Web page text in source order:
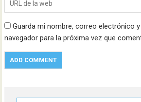
Guarda mi nombre, correo electrónico
navegador para la próxima vez que